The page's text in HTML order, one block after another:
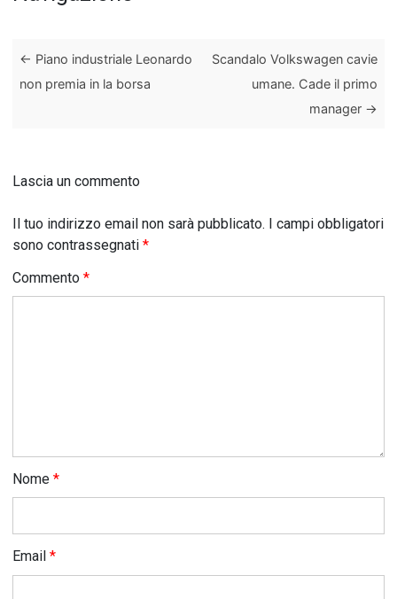
← Piano industriale Leonardo
non premia in la borsa
Scandalo Volkswagen cavie
umane. Cade il primo
manager →
Lascia un commento
Il tuo indirizzo email non sarà pubblicato. I campi obbligatori
sono contrassegnati *
Commento *
Nome *
Email *